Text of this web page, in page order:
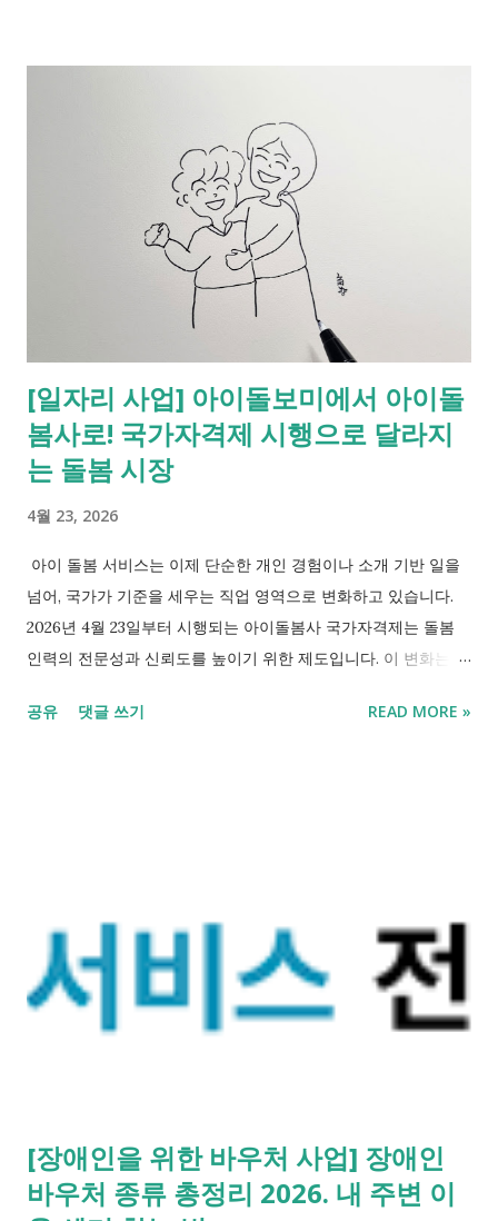
1. 바우처란? 바우처는 현금을 직접 지급하는 방식이 아니라 정해
진 서비스 기관에서 사용할 수 있도록 제공되는 이용권입니다. 국
민행복카드 등을 통해 지급되며, 승인된 서비스 범위 내에서만 사
용할 수 있습니다. [바우처 카드 신청 및 이용방법] 단계 내용 1단
계 주민센터 또는 복지로 신청 2단계 대상자 선정 3단계 제공기관
선택 4단계 바우처 사용 시작 행정복지센터(복지로)에 서비스 신
청 -> 대상자 선정 ->국민행복카드 발급(기존 카드 사용 가능)->
제공기관 선택 및 매칭->서비스 이용 2. 간병 부담을 덜어주는 두
가지 기둥 정부에서 지원하는 간병 서비스는 크게 병동 안에서 받
는 도움과 집에서 받는 도움으로 나뉩니다. 지원 받은 바우처 포
인트로 카드를 통해 결제하거나 건강보험 혜택을 받는 방식입니
다. 1) 보호자 없는 병실, '간호∙간병 통합서비스' 병원의 전문 간호
인력이 24시간 간병을 전담하는 서비스입니다. 사설 간병인을 고
[일자리 사업] 아이돌보미에서 아이돌
봄사로! 국가자격제 시행으로 달라지
는 돌봄 시장
4월 23, 2026
아이 돌봄 서비스는 이제 단순한 개인 경험이나 소개 기반 일을
넘어, 국가가 기준을 세우는 직업 영역으로 변화하고 있습니다.
2026년 4월 23일부터 시행되는 아이돌봄사 국가자격제는 돌봄
인력의 전문성과 신뢰도를 높이기 위한 제도입니다. 이 변화는 경
게 새로운 선택지가 될 수 있습니다. 다만 기대만큼 중요한 것은
뢰 기준 개인 경험 중심 국가 기준의 신원·전문성 확인 활동 범위
지인 소개, 비공식 활동 공공 + 등록 민간기관 중심 검증 절차 제
한적 확인 범죄경력조회, 건강진단 포함 직업 인식 비정규 돌봄
전문 돌봄 직업으로 제도화 그동안 민간 돌봄 시장은 정보가 불투
표준 교육과정을 이수하고 인ㆍ적성 검사를 통과한 검증된 인력
임을 국가가 보증 - 민간 시장 진출 확대 자격증이 있으면 공공기
공유 댓글 쓰기 READ MORE »
[장애인을 위한 바우처 사업] 장애인
바우처 종류 총정리 2026. 내 주변 이